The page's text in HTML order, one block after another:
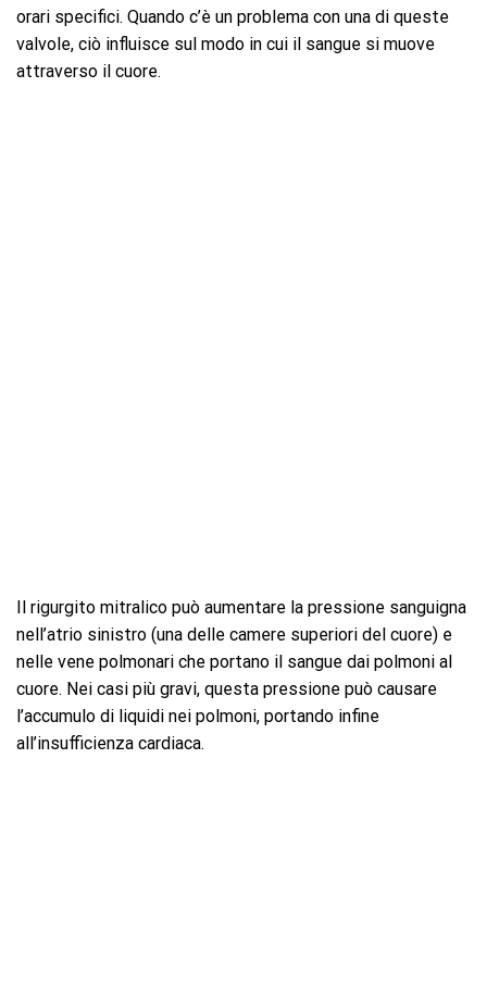
orari specifici. Quando c’è un problema con una di queste
valvole, ciò influisce sul modo in cui il sangue si muove
attraverso il cuore.
Il rigurgito mitralico può aumentare la pressione sanguigna
nell’atrio sinistro (una delle camere superiori del cuore) e
nelle vene polmonari che portano il sangue dai polmoni al
cuore. Nei casi più gravi, questa pressione può causare
l’accumulo di liquidi nei polmoni, portando infine
all’insufficienza cardiaca.